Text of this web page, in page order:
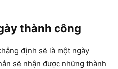
thành công
định sẽ là một ngày
sẽ nhận được những thành